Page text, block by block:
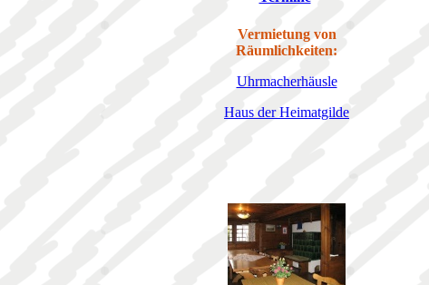
Vermietung von
Räumlichkeiten:
Uhrmacherhäusle
Haus der Heimatgilde